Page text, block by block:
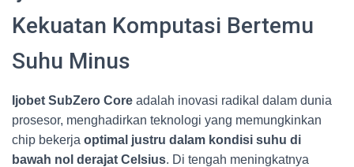
Kekuatan Komputasi Bertemu
Suhu Minus
Ijobet SubZero Core adalah inovasi radikal dalam dunia
prosesor, menghadirkan teknologi yang memungkinkan
chip bekerja optimal justru dalam kondisi suhu di
bawah nol derajat Celsius. Di tengah meningkatnya